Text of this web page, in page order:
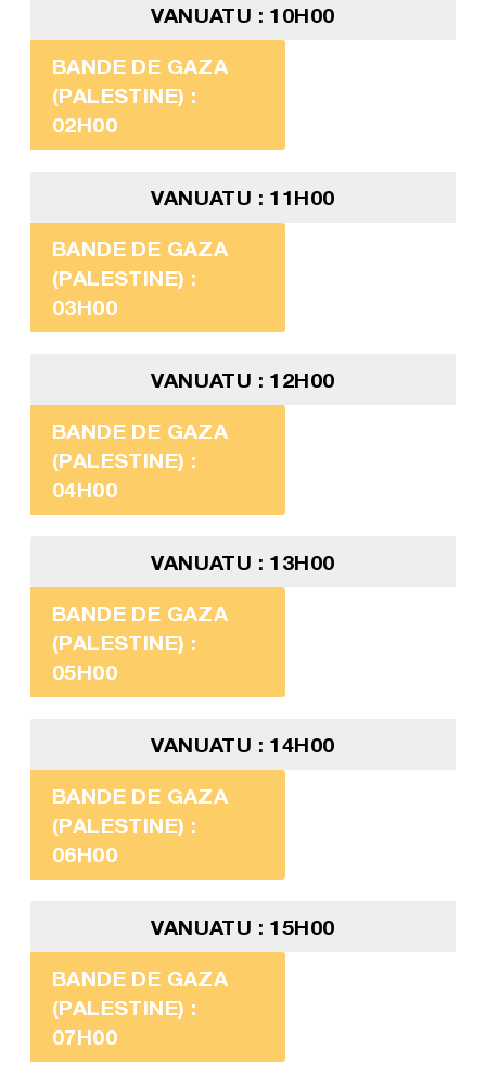
VANUATU : 10H00
BANDE DE GAZA
(PALESTINE) :
02H00
VANUATU : 11H00
BANDE DE GAZA
(PALESTINE) :
03H00
VANUATU : 12H00
BANDE DE GAZA
(PALESTINE) :
04H00
VANUATU : 13H00
BANDE DE GAZA
(PALESTINE) :
05H00
VANUATU : 14H00
BANDE DE GAZA
(PALESTINE) :
06H00
VANUATU : 15H00
BANDE DE GAZA
(PALESTINE) :
07H00